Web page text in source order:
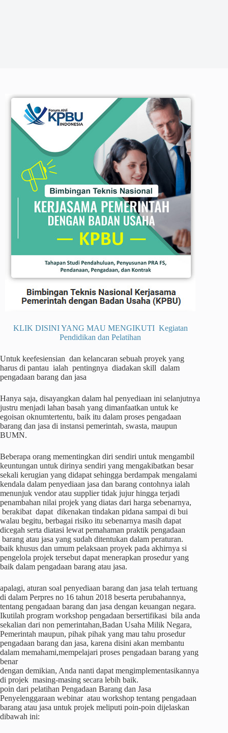
KLIK DISINI YANG MAU MENGIKUTI Kegiatan
Pendidikan dan Pelatihan
Untuk keefesiensian dan kelancaran sebuah proyek yang
harus di pantau ialah pentingnya diadakan skill dalam
pengadaan barang dan jasa
Hanya saja, disayangkan dalam hal penyediaan ini selanjutnya
justru menjadi lahan basah yang dimanfaatkan untuk ke
egoisan oknumtertentu, baik itu dalam proses pengadaan
barang dan jasa di instansi pemerintah, swasta, maupun
BUMN.
Beberapa orang mementingkan diri sendiri untuk mengambil
keuntungan untuk dirinya sendiri yang mengakibatkan besar
sekali kerugian yang didapat sehingga berdampak mengalami
kendala dalam penyediaan jasa dan barang contohnya ialah
menunjuk vendor atau supplier tidak jujur hingga terjadi
penambahan nilai projek yang diatas dari harga sebenarnya,
berakibat dapat dikenakan tindakan pidana sampai di bui
walau begitu, berbagai risiko itu sebenarnya masih dapat
dicegah serta diatasi lewat pemahaman praktik pengadaan
barang atau jasa yang sudah ditentukan dalam peraturan.
baik khusus dan umum pelaksaan proyek pada akhirnya si
pengelola projek tersebut dapat menerapkan prosedur yang
baik dalam pengadaan barang atau jasa.
apalagi, aturan soal penyediaan barang dan jasa telah tertuang
di dalam Perpres no 16 tahun 2018 beserta perubahannya,
tentang pengadaan barang dan jasa dengan keuangan negara.
Ikutilah program workshop pengadaan bersertifikasi bila anda
sekalian dari non pemerintahan,Badan Usaha Milik Negara,
Pemerintah maupun, pihak pihak yang mau tahu prosedur
pengadaan barang dan jasa, karena disini akan membantu
dalam memahami,mempelajari proses pengadaan barang yang
benar
dengan demikian, Anda nanti dapat mengimplementasikannya
di projek masing-masing secara lebih baik.
poin dari pelatihan Pengadaan Barang dan Jasa
Penyelenggaraan webinar atau workshop tentang pengadaan
barang atau jasa untuk projek meliputi poin-poin dijelaskan
dibawah ini: